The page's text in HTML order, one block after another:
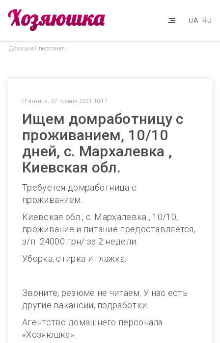
UA RU
Домашнiй персонал
П'ятниця, 07 травня 2021 10:17
Ищем домработницу с
проживанием, 10/10
дней, с. Мархалевка ,
Киевская обл.
Требуется домработница с
проживанием.
Киевская обл., с. Мархалевка , 10/10,
проживание и питание предоставляется,
з/п 24000 грн/ за 2 недели.
Уборка, стирка и глажка.
Звоните, резюме не читаем. У нас есть
другие вакансии, подработки.
Агентство домашнего персонала
«Хозяюшка».